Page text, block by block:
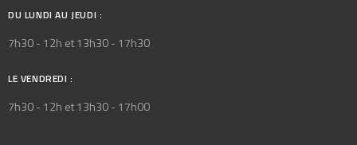
DU LUNDI AU JEUDI :
7h30 - 12h et 13h30 - 17h30
LE VENDREDI :
7h30 - 12h et 13h30 - 17h00